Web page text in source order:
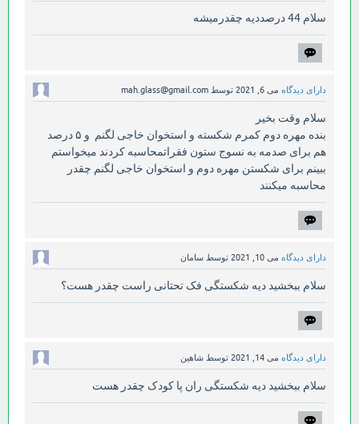
سلام 44 درصددیه چقدرمیشه
دارای دیدگاه می 6, 2021 توسط mah.glass@gmail.com
سلام وقت بخیر
بنده مهره دوم کمرم شکسته و استخوان خاجی لگنم و ۵ درصد
هم برای صدمه به نسوج ستون فقراتمحاسبه کردند میخواستم
ببینم برای شکستن مهره دوم و استخوان خاجی لگنم چقدر
محاسبه میکنند
دارای دیدگاه می 10, 2021 توسط سامان
سلام ببخشید دیه شکستگی فک تحتانی راست چقدر هست؟
دارای دیدگاه می 14, 2021 توسط شاهین
سلام ببخشید دیه شکستگی ران پا کودک چقدر هست